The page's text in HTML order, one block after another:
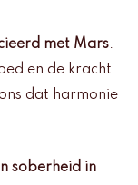
met Mars.
en de kracht
dat harmonie
soberheid in